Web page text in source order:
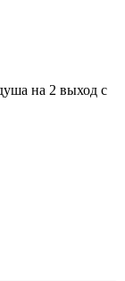
на 2 выход с